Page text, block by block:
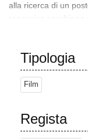
alla ricerca di un
ragazzino
di una panetteria
streghe",
prima consegna va
finge di essere il
giocattolo nella
Tipologia
Film
Regista